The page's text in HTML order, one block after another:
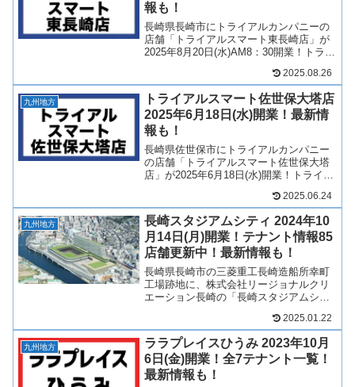
報も！
長崎県長崎市にトライアルカンパニーの
店舗「トライアルスマート東長崎店」が
2025年8月20日(水)AM8：30開業！トライ
な、トライアルスマート東長崎店につい
て、テナントや開業日について見ていき
ましょう！2...
2025.08.26
九州地方
トライアルスマート佐世保大塔店
2025年6月18日(水)開業！最新情
報も！
長崎県佐世保市にトライアルカンパニー
の店舗「トライアルスマート佐世保大塔
店」が2025年6月18日(水)開業！トライア
トライアルスマート佐世保大塔店につい
て、テナントや開業日について見ていき
ましょう！20...
2025.06.24
九州地方
長崎スタジアムシティ 2024年10
月14日(月)開業！テナント情報85
店舗更新中！最新情報も！
長崎県長崎市の三菱重工長崎造船所幸町
工場跡地に、株式会社リージョナルクリ
エーション長崎の「長崎スタジアムシテ
ースタジアム「ピーススタジアム
（PEACE STADIUM）」を中心に、商業
施設、ホテ...
2025.01.22
九州地方
ララプレイスひうみ 2023年10月
6日(金)開業！全7テナント一覧！
最新情報も！